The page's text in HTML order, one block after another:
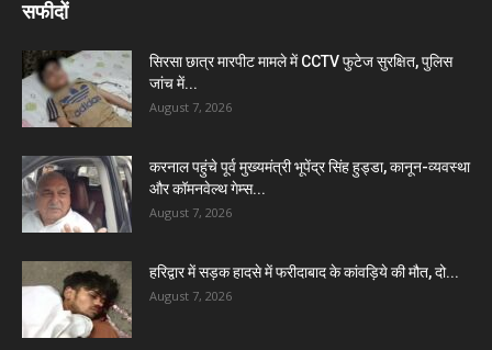
सफीदों
सिरसा छात्र मारपीट मामले में CCTV फुटेज सुरक्षित, पुलिस
जांच में...
August 7, 2026
करनाल पहुंचे पूर्व मुख्यमंत्री भूपेंद्र सिंह हुड्डा, कानून-व्यवस्था
और कॉमनवेल्थ गेम्स...
August 7, 2026
हरिद्वार में सड़क हादसे में फरीदाबाद के कांवड़िये की मौत, दो...
August 7, 2026